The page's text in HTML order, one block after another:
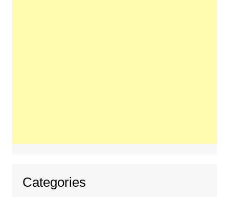
Categories